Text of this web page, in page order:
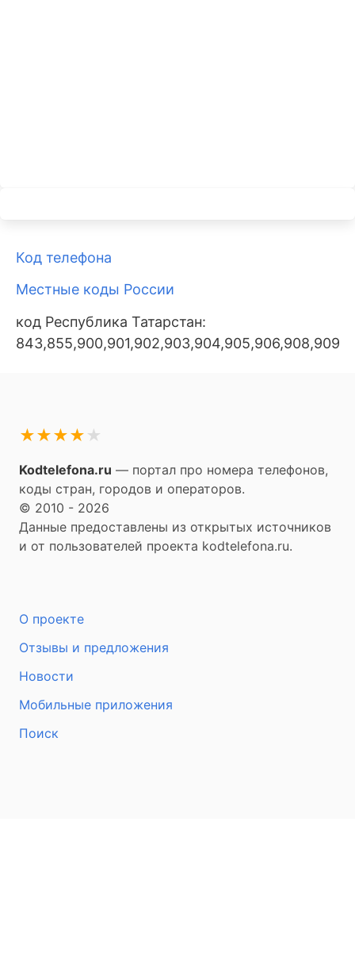
Код телефона
Местные коды России
код Республика Татарстан:
★
★
★
★
★
Kodtelefona.ru — портал про номера телефонов,
коды стран, городов и операторов.
© 2010 - 2026
Данные предоставлены из открытых источников
и от пользователей проекта kodtelefona.ru.
О проекте
Отзывы и предложения
Новости
Мобильные приложения
Поиск